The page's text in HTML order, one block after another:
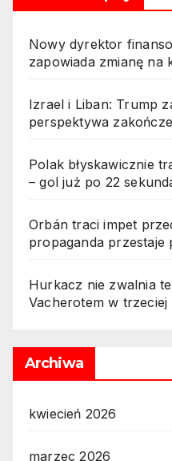
Ataki Ukrainy
windować
Rosyjski
presją po
działaniach –
dla cen?
Nowy dyrektor
zapowiada zmianę na
Izrael i Liban: Trump
perspektywa
Polak błyskawicznie
– gol już po 22
Orbán traci impet
propaganda przestaje
Hurkacz nie zwalnia
Vacherotem w
Archiwa
kwiecień 2026
marzec 2026